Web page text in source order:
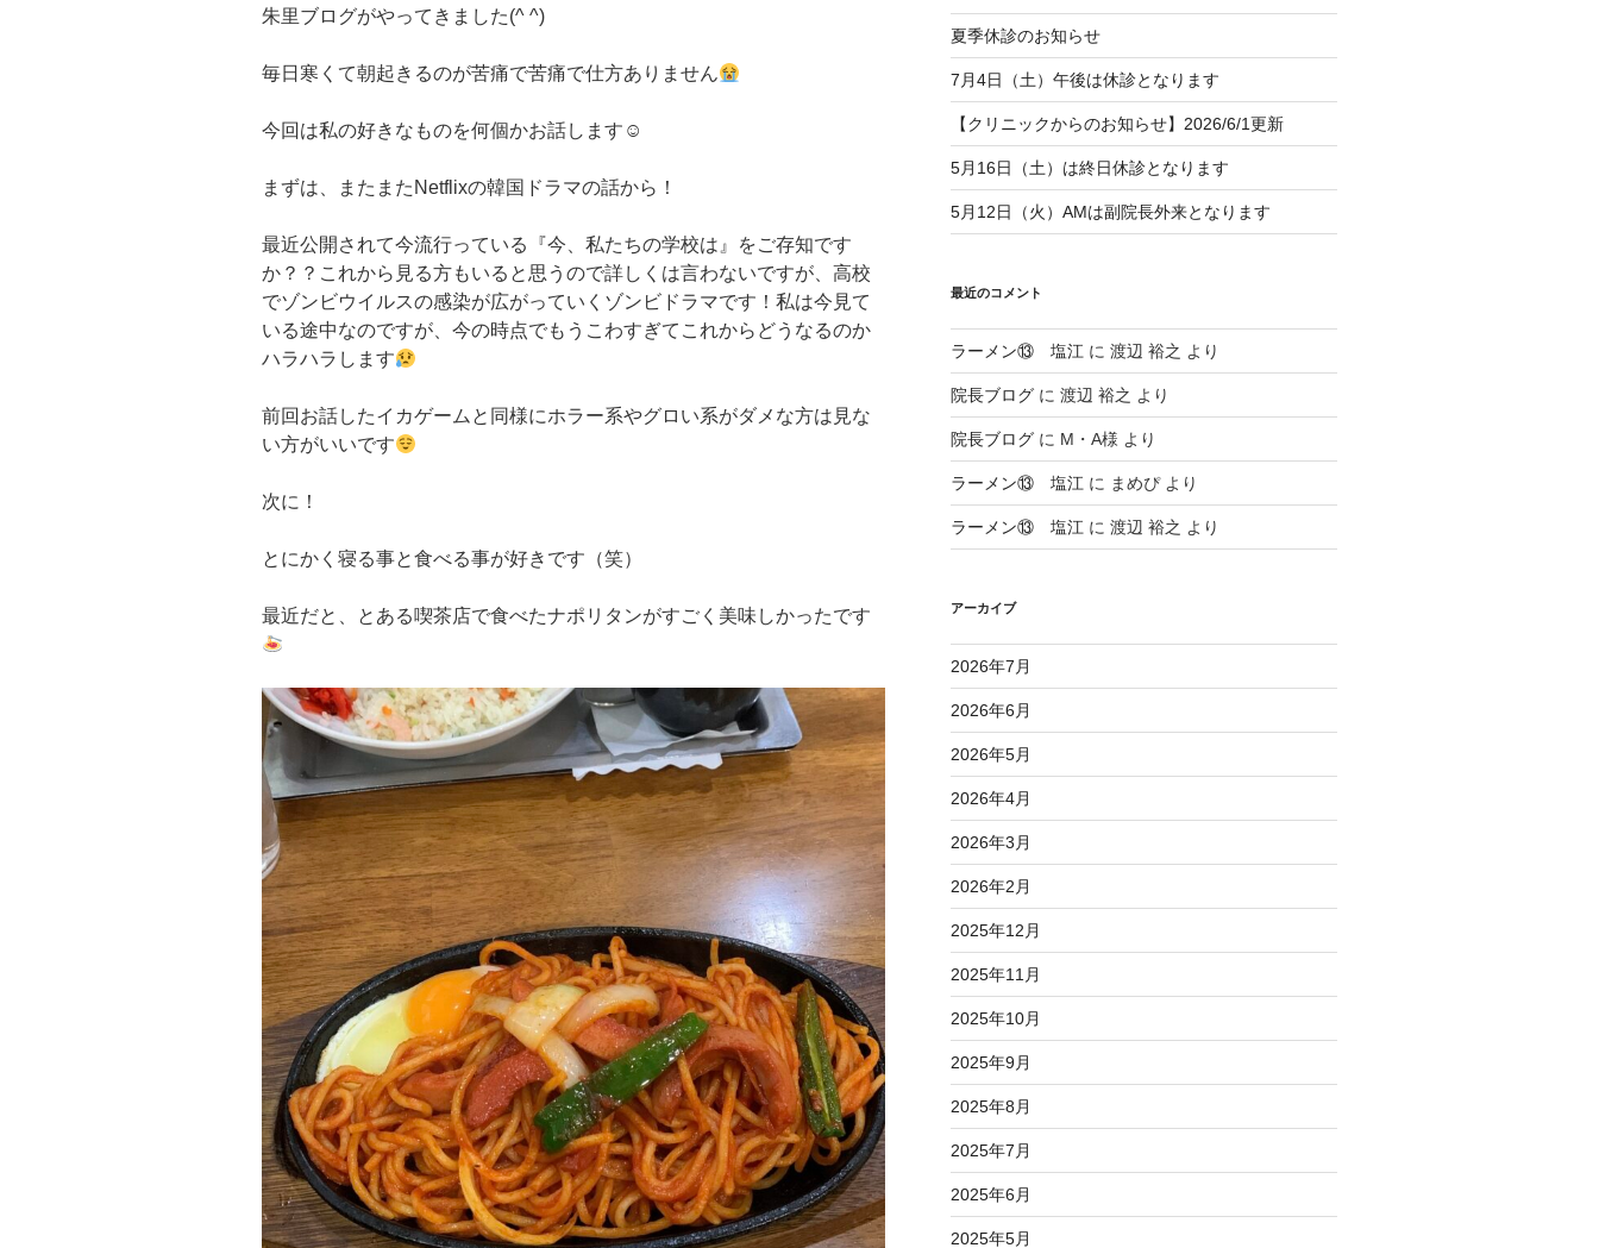
朱里ブログがやってきました(^ ^)
毎日寒くて朝起きるのが苦痛で苦痛で仕方ありません
今回は私の好きなものを何個かお話します☺︎︎
まずは、またまたNetflixの韓国ドラマの話から！
最近公開されて今流行っている『今、私たちの学校は』をご存知です
か？？これから見る方もいると思うので詳しくは言わないですが、高校
でゾンビウイルスの感染が広がっていくゾンビドラマです！私は今見て
いる途中なのですが、今の時点でもうこわすぎてこれからどうなるのか
ハラハラします
前回お話したイカゲームと同様にホラー系やグロい系がダメな方は見な
い方がいいです
次に！
とにかく寝る事と食べる事が好きです（笑）
最近だと、とある喫茶店で食べたナポリタンがすごく美味しかったです
夏季休診のお知らせ
7月4日（土）午後は休診となります
【クリニックからのお知らせ】2026/6/1更新
5月16日（土）は終日休診となります
5月12日（火）AMは副院長外来となります
最近のコメント
ラーメン⑬ 塩江に 渡辺 裕之 より
院長ブログに 渡辺 裕之 より
院長ブログに M・A様 より
ラーメン⑬ 塩江に まめぴより
ラーメン⑬ 塩江に 渡辺 裕之 より
アーカイブ
2026年7月
2026年6月
2026年5月
2026年4月
2026年3月
2026年2月
2025年12月
2025年11月
2025年10月
2025年9月
2025年8月
2025年7月
2025年6月
2025年5月